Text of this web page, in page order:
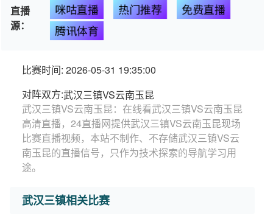
直播
源：
咪咕直播 热门推荐
免费直播
腾讯体育
比赛时间: 2026-05-31 19:35:00
对阵双方:武汉三镇VS云南玉昆
武汉三镇VS云南玉昆：在线看武汉三镇VS云南玉昆
高清直播，24直播网提供武汉三镇VS云南玉昆现场
比赛直播视频，本站不制作、不存储武汉三镇VS云
南玉昆的直播信号，只作为技术探索的导航学习用
途。
武汉三镇相关比赛